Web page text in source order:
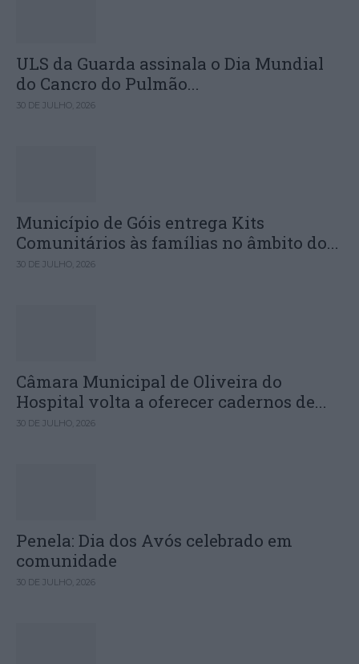
ULS da Guarda assinala o Dia Mundial
do Cancro do Pulmão...
30 DE JULHO, 2026
Município de Góis entrega Kits
Comunitários às famílias no âmbito do...
30 DE JULHO, 2026
Câmara Municipal de Oliveira do
Hospital volta a oferecer cadernos de...
30 DE JULHO, 2026
Penela: Dia dos Avós celebrado em
comunidade
30 DE JULHO, 2026